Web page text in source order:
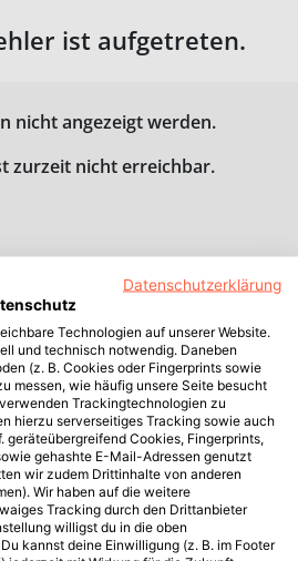
ist aufgetreten.
nicht angezeigt werden.
zurzeit nicht erreichbar.
Datenschutzerklärung
Technologien auf unserer Website.
und technisch notwendig. Daneben
(z. B. Cookies oder Fingerprints sowie
messen, wie häufig unsere Seite besucht
Trackingtechnologien zu
hierzu serverseitiges Tracking sowie auch
geräteübergreifend Cookies, Fingerprints,
gehashte E-Mail-Adressen genutzt
wir zudem Drittinhalte von anderen
Wir haben auf die weitere
Tracking durch den Drittanbieter
willigst du in die oben
kannst deine Einwilligung (z. B. im Footer